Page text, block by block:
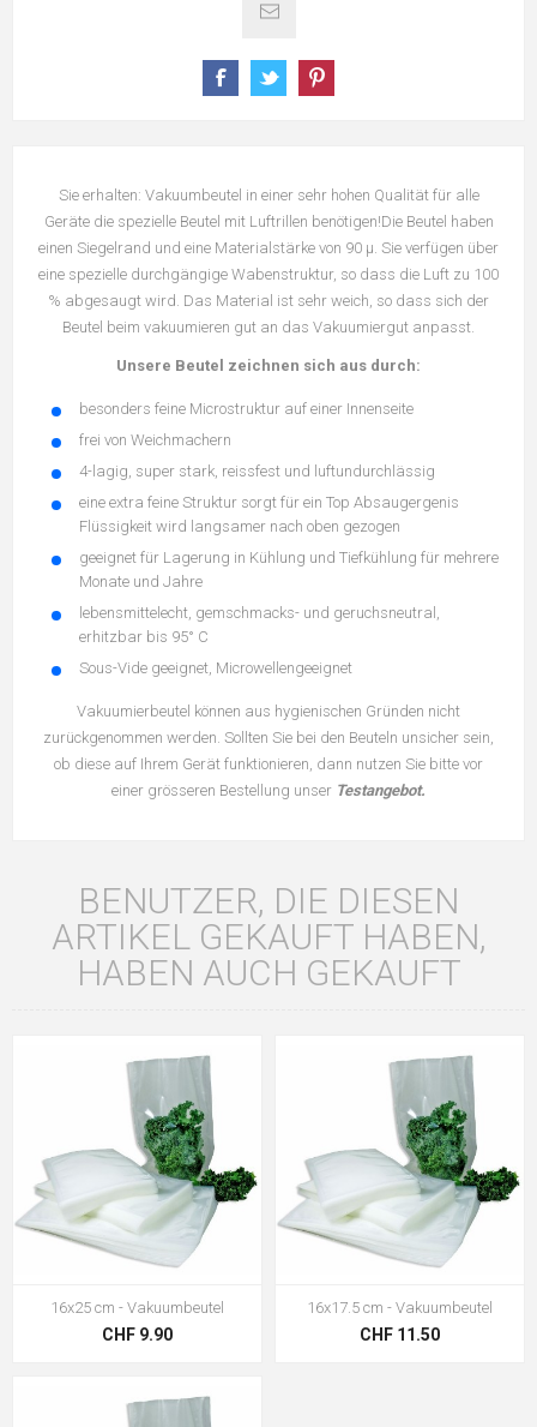
Sie erhalten: Vakuumbeutel in einer sehr hohen Qualität für alle
Geräte die spezielle Beutel mit Luftrillen benötigen!Die Beutel haben
einen Siegelrand und eine Materialstärke von 90 µ. Sie verfügen über
eine spezielle durchgängige Wabenstruktur, so dass die Luft zu 100
% abgesaugt wird. Das Material ist sehr weich, so dass sich der
Beutel beim vakuumieren gut an das Vakuumiergut anpasst.
Unsere Beutel zeichnen sich aus durch:
besonders feine Microstruktur auf einer Innenseite
frei von Weichmachern
4-lagig, super stark, reissfest und luftundurchlässig
eine extra feine Struktur sorgt für ein Top Absaugergenis
Flüssigkeit wird langsamer nach oben gezogen
geeignet für Lagerung in Kühlung und Tiefkühlung für mehrere
Monate und Jahre
lebensmittelecht, gemschmacks- und geruchsneutral,
erhitzbar bis 95° C
Sous-Vide geeignet, Microwellengeeignet
Vakuumierbeutel können aus hygienischen Gründen nicht
zurückgenommen werden. Sollten Sie bei den Beuteln unsicher sein,
ob diese auf Ihrem Gerät funktionieren, dann nutzen Sie bitte vor
einer grösseren Bestellung unser Testangebot.
BENUTZER, DIE DIESEN
ARTIKEL GEKAUFT HABEN,
HABEN AUCH GEKAUFT
16x25 cm - Vakuumbeutel
CHF 9.90
16x17.5 cm - Vakuumbeutel
CHF 11.50